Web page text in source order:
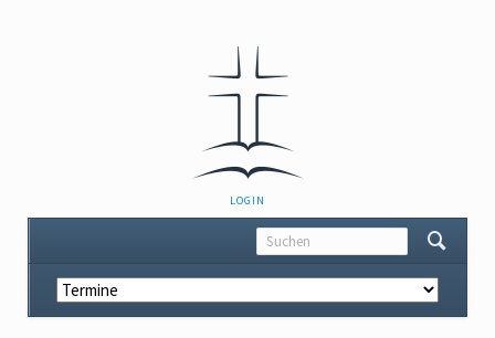
NAVIGATION
ÜBERSPRINGEN
LOGIN
Navigation
überspringen